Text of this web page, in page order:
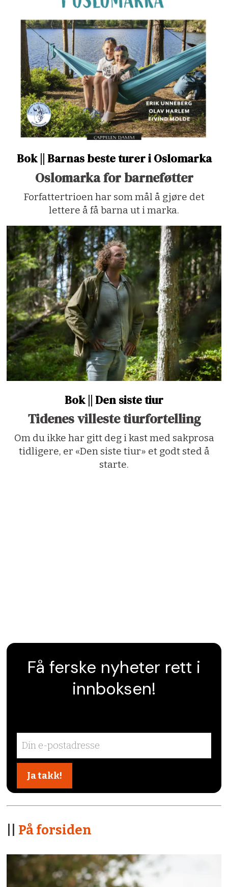
Bok || Barnas beste turer i Oslomarka
Oslomarka for barneføtter
Forfattertrioen har som mål å gjøre det
lettere å få barna ut i marka.
Bok || Den siste tiur
Tidenes villeste tiurfortelling
Om du ikke har gitt deg i kast med sakprosa
tidligere, er «Den siste tiur» et godt sted å
starte.
Få ferske nyheter rett i
innboksen!
På forsiden